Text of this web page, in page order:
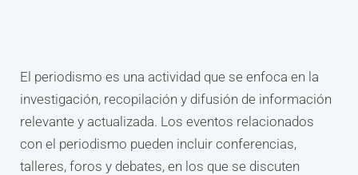
El periodismo es una actividad que se enfoca en la
investigación, recopilación y difusión de información
relevante y actualizada. Los eventos relacionados
con el periodismo pueden incluir conferencias,
talleres, foros y debates, en los que se discuten